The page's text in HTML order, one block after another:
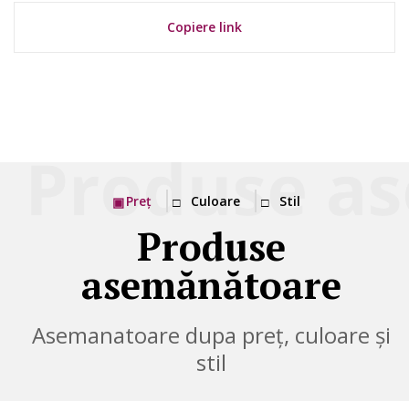
Copiere link
Preț Culoare Stil
Produse
asemănătoare
Asemanatoare dupa preț, culoare și
stil